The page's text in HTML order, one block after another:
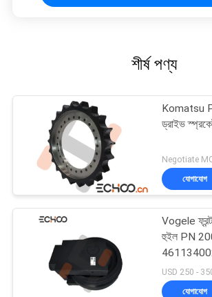
শীর্ষ পণ্য
Komatsu
ড্রাইভ
Negotiate
যোগাযোগ
Vogele
হুইল PN
S1800-1
USD 250 -
যোগাযোগ